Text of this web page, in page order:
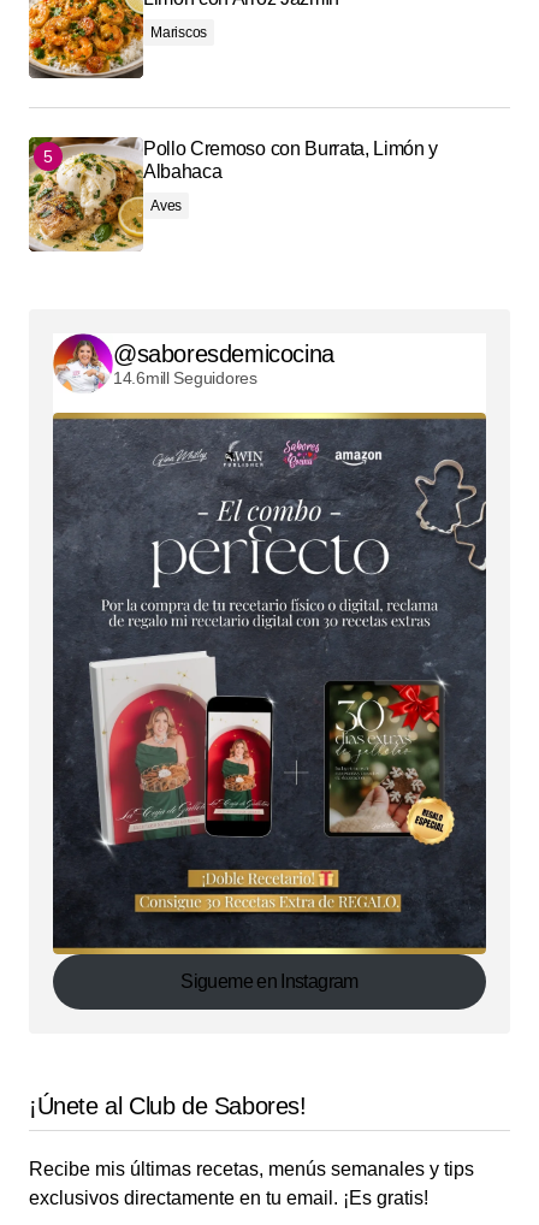
Mariscos
Pollo Cremoso con Burrata, Limón y
Albahaca
Aves
@saboresdemicocina
14.6mill Seguidores
Sigueme en Instagram
¡Únete al Club de Sabores!
Recibe mis últimas recetas, menús semanales y tips
exclusivos directamente en tu email. ¡Es gratis!